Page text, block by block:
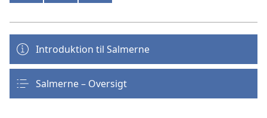
Introduktion til Salmerne
Salmerne – Oversigt